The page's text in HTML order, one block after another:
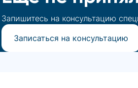
Запишитесь на консультацию
Записаться на консультацию